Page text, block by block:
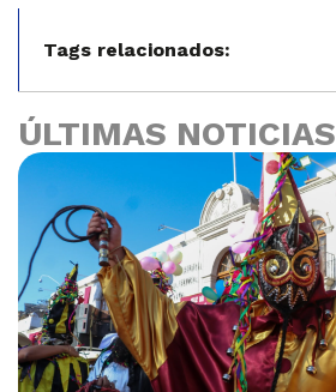
Tags relacionados:
ÚLTIMAS NOTICIAS